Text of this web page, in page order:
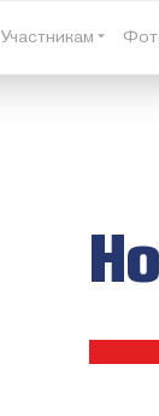
Участникам